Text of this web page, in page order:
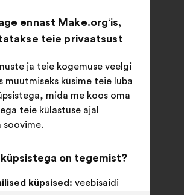
ennast Make.org‘is,
teie privaatsust
ja teie kogemuse veelgi
muutmiseks küsime teie luba
mida me koos oma
teie külastuse ajal
soovime.
on tegemist?
küpsised: veebisaidi